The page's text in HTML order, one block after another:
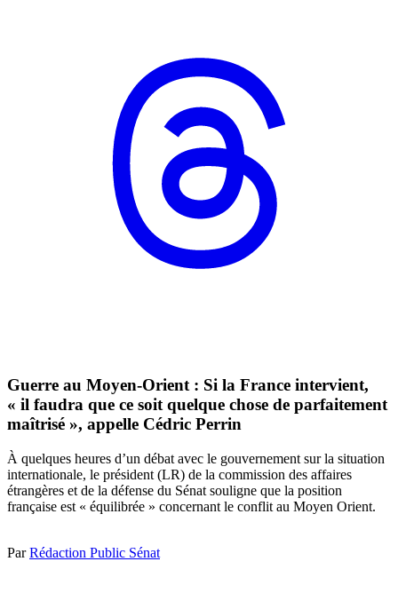
Guerre au Moyen-Orient : Si la France intervient,
« il faudra que ce soit quelque chose de parfaitement
maîtrisé », appelle Cédric Perrin
À quelques heures d’un débat avec le gouvernement sur la situation
internationale, le président (LR) de la commission des affaires
étrangères et de la défense du Sénat souligne que la position
française est « équilibrée » concernant le conflit au Moyen Orient.
ParRédaction Public Sénat